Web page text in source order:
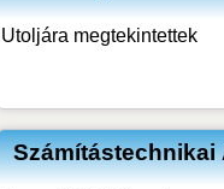
Utoljára megtekintettek
Számítástechnikai